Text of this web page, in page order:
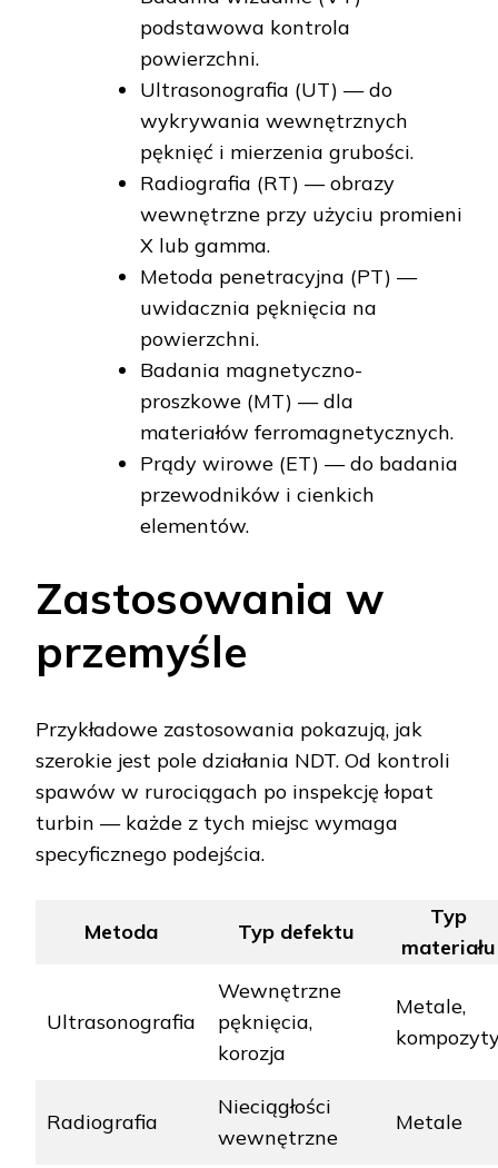
podstawowa kontrola
powierzchni.
Ultrasonografia (UT) — do
wykrywania wewnętrznych
pęknięć i mierzenia grubości.
Radiografia (RT) — obrazy
wewnętrzne przy użyciu promieni
X lub gamma.
Metoda penetracyjna (PT) —
uwidacznia pęknięcia na
powierzchni.
Badania magnetyczno-
proszkowe (MT) — dla
materiałów ferromagnetycznych.
Prądy wirowe (ET) — do badania
przewodników i cienkich
elementów.
Zastosowania w
przemyśle
Przykładowe zastosowania pokazują, jak
szerokie jest pole działania NDT. Od kontroli
spawów w rurociągach po inspekcję łopat
turbin — każde z tych miejsc wymaga
specyficznego podejścia.
Metoda Typ defektu
Typ
materiału
Ultrasonografia
Wewnętrzne
pęknięcia,
korozja
Metale,
Radiografia
Nieciągłości
wewnętrzne
Metale